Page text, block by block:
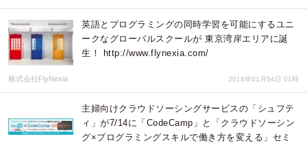
英語とプログラミングの同時学習を可能にするユニ
ークなグローバルスクールが 東京湾岸エリアに誕
生！ http://www.flynexia.com/
株式会社FlyNexia 2018年01月04日 01時
主婦向けクラウドソーシングサービスの「シュフテ
ィ」が7/14に「CodeCamp」と「クラウドソーシン
グ×プログラミングスキルで働き方を変える」セミ